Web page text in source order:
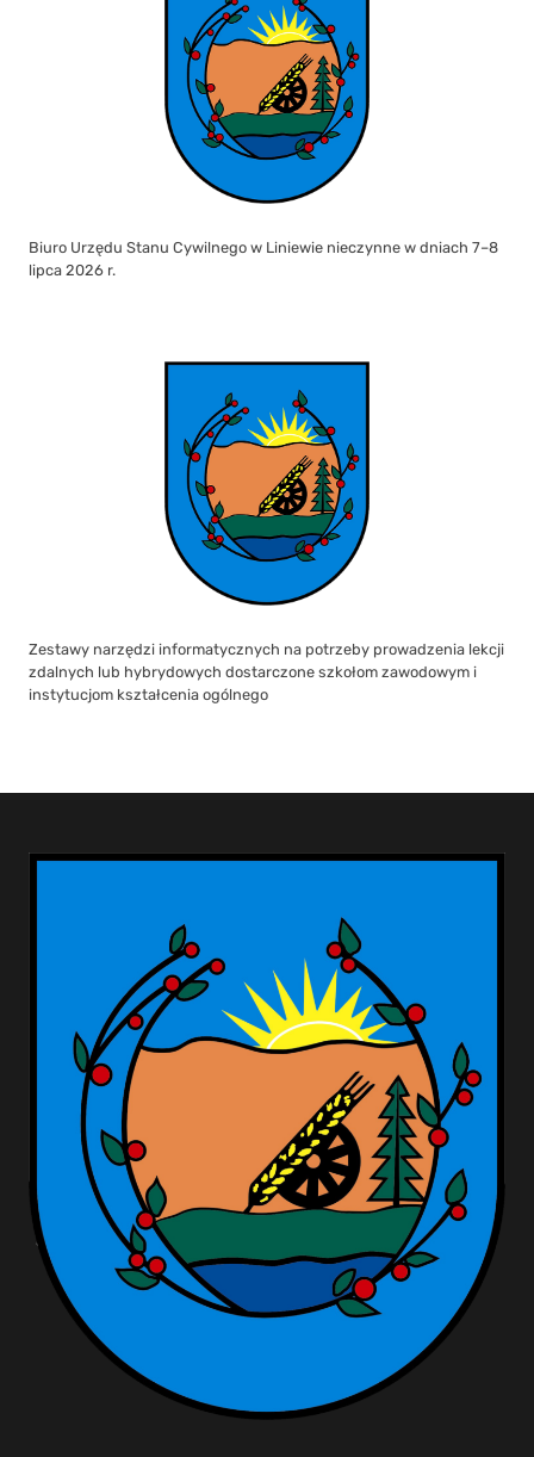
Biuro Urzędu Stanu Cywilnego w Liniewie nieczynne w dniach 7–8
lipca 2026 r.
Zestawy narzędzi informatycznych na potrzeby prowadzenia lekcji
zdalnych lub hybrydowych dostarczone szkołom zawodowym i
instytucjom kształcenia ogólnego